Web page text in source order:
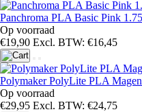
Panchroma PLA Basic Pink
Op voorraad
€19,90 Excl. BTW: €16,45
Polymaker PolyLite PLA
Op voorraad
€29,95 Excl. BTW: €24,75